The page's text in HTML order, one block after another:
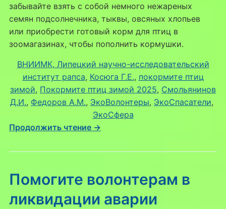
забывайте взять с собой немного нежареных
семян подсолнечника, тыквы, овсяных хлопьев
или приобрести готовый корм для птиц в
зоомагазинах, чтобы пополнить кормушки.
ВНИИМК, Липецкий научно-исследовательский
институт рапса, Косюга Г.Е., покормите птиц
зимой, Покормите птиц зимой 2025, Смольянинов
Д.И., Федоров А.М., ЭкоВолонтеры, ЭкоСпасатели
ЭкоСфера
Продолжить чтение →
Помогите волонтерам в
ликвидации аварии